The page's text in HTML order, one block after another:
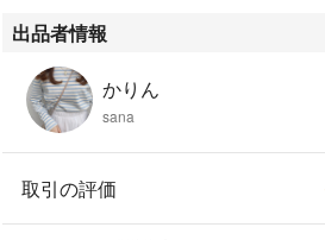
出品者情報
かりん
sana
取引の評価